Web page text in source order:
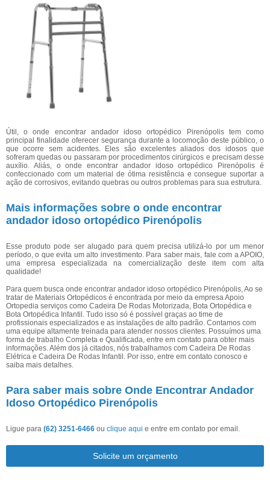
Útil, o onde encontrar andador idoso ortopédico Pirenópolis tem como
principal finalidade oferecer segurança durante a locomoção deste público, o
que ocorre sem acidentes. Eles são excelentes aliados dos idosos que
sofreram quedas ou passaram por procedimentos cirúrgicos e precisam desse
auxílio. Aliás, o onde encontrar andador idoso ortopédico Pirenópolis é
confeccionado com um material de ótima resistência e consegue suportar a
ação de corrosivos, evitando quebras ou outros problemas para sua estrutura.
Mais informações sobre o onde encontrar
andador idoso ortopédico Pirenópolis
Esse produto pode ser alugado para quem precisa utilizá-lo por um menor
período, o que evita um alto investimento. Para saber mais, fale com a APOIO,
uma empresa especializada na comercialização deste item com alta
qualidade!
Para quem busca onde encontrar andador idoso ortopédico Pirenópolis, Ao se
tratar de Materiais Ortopédicos é encontrada por meio da empresa Apoio
Ortopedia serviços como Cadeira De Rodas Motorizada, Bota Ortopédica e
Bota Ortopédica Infantil. Tudo isso só é possível graças ao time de
profissionais especializados e as instalações de alto padrão. Contamos com
uma equipe altamente treinada para atender nossos clientes. Possuímos uma
forma de trabalho Completa e Qualificada, entre em contato para obter mais
informações. Além dos já citados, nós trabalhamos com Cadeira De Rodas
Elétrica e Cadeira De Rodas Infantil. Por isso, entre em contato conosco e
saiba mais detalhes.
Para saber mais sobre Onde Encontrar Andador
Idoso Ortopédico Pirenópolis
Ligue para (62) 3251-6466 ou clique aqui e entre em contato por email.
Solicite um orçamento